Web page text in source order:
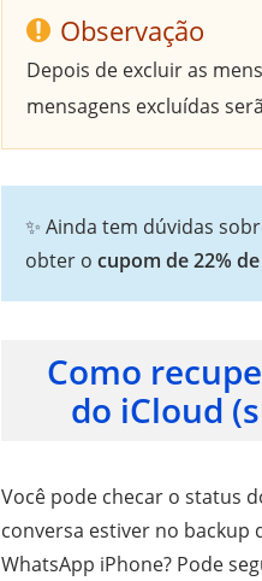
Observação
Depois de excluir as
mensagens excluídas
✨ Ainda tem dúvidas
obter o cupom de 22%
Como
do iCloud
Você pode checar o status
conversa estiver no backup
WhatsApp iPhone? Pode